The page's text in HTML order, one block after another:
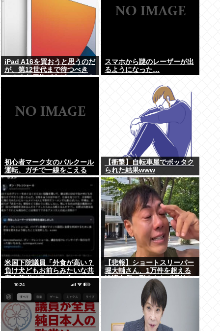
iPad A16を買おうと思うのだ
が、第12世代まで待つべき
か？まだ価格が上がっていく
スマホから謎のレーザーが出
るようになった…
初心者マーク女のパルクール
運転、ガチで一線をこえる
【衝撃】自転車屋でボッタク
られた結果www
米国下院議員「外食が高い？
負け犬どもお前らみたいな共
産主義者はラーメン食って
ろ」→炎上
【悲報】ショートスリーパー
堀大輔さん、1万件を超える
誹謗中傷に耐えられず号泣し